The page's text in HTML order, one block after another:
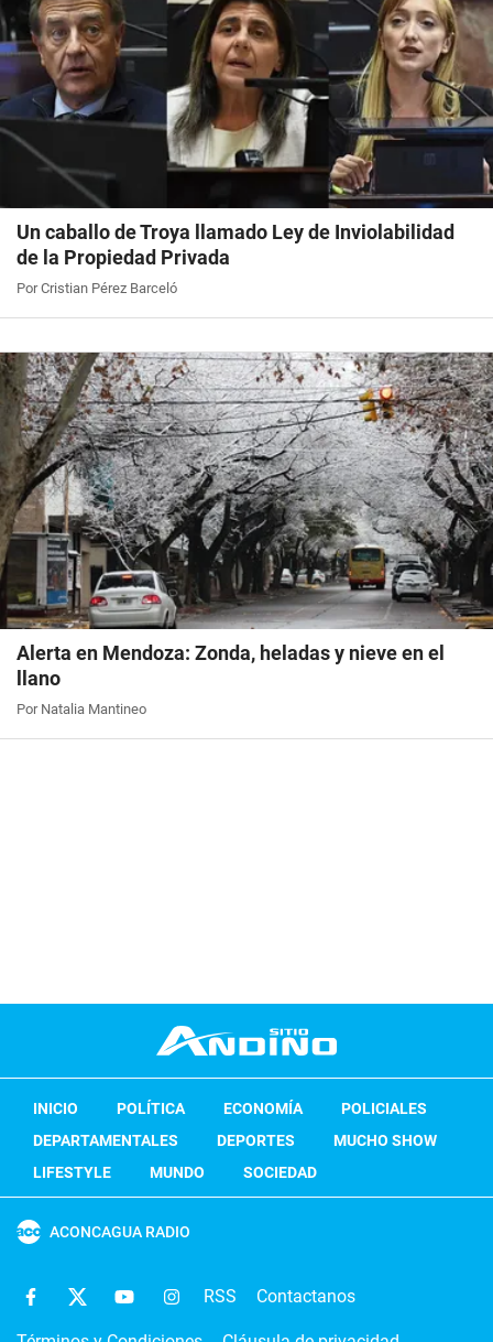
Un caballo de Troya llamado Ley de Inviolabilidad
de la Propiedad Privada
Por Cristian Pérez Barceló
Alerta en Mendoza: Zonda, heladas y nieve en el
llano
Por Natalia Mantineo
INICIO POLÍTICA ECONOMÍA
POLICIALES
DEPARTAMENTALES
DEPORTES
MUCHO SHOW
LIFESTYLE
MUNDO SOCIEDAD
ACONCAGUA RADIO
RSS Contactanos